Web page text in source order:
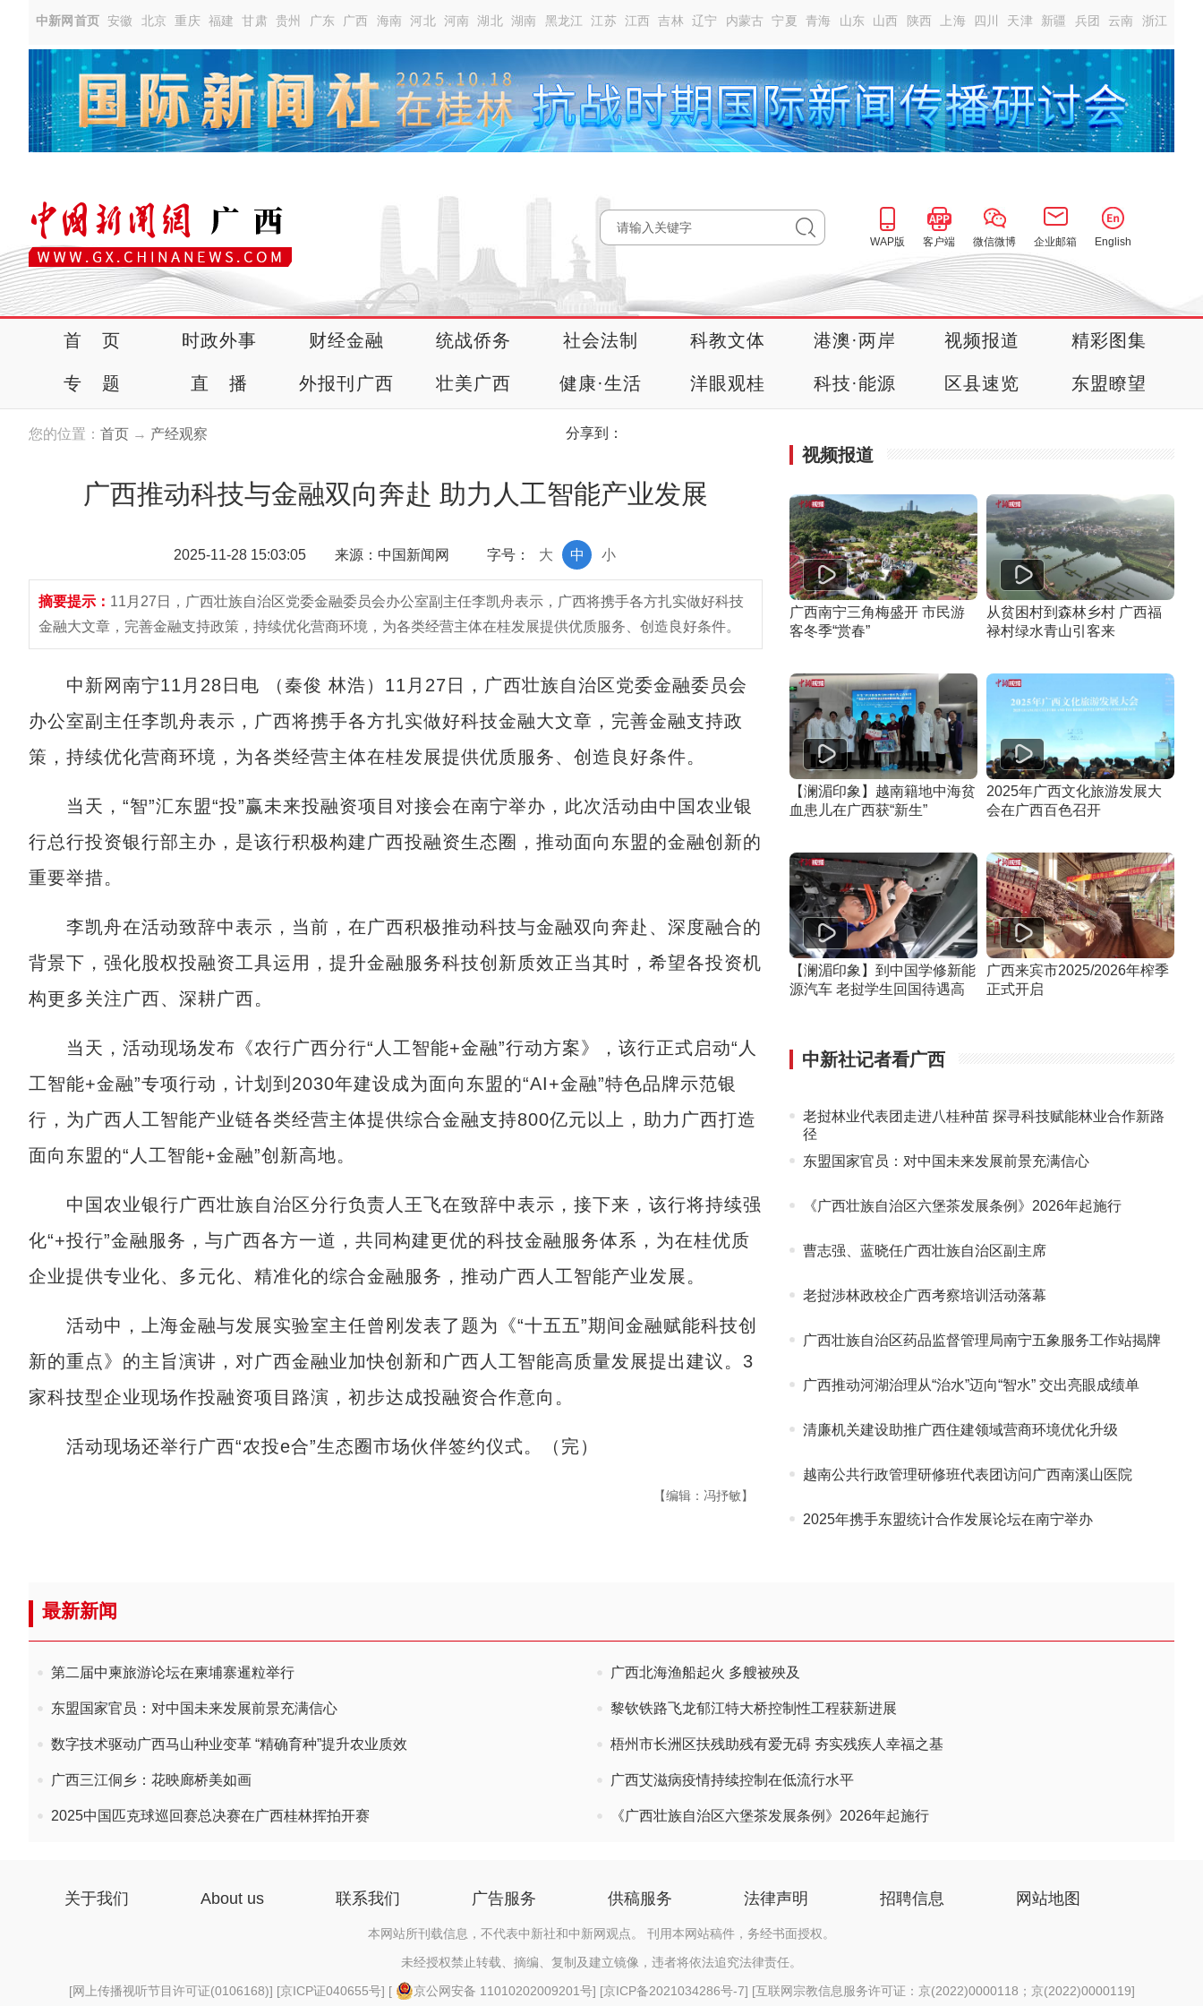
中新网首页 安徽 北京 重庆 福建 甘肃 贵州 广东 广西 海南 河北 河南 湖北 湖南 黑龙江 江苏 江西 吉林 辽宁 内蒙古 宁夏 青海 山东 山西 陕西 上海 四川 天津 新疆 兵团 云南 浙江
WAP版 客户端 微信微博 企业邮箱 English
首 页 时政外事 财经金融 统战侨务 社会法制 科教文体 港澳·两岸 视频报道 精彩图集
专 题 直 播 外报刊广西 壮美广西 健康·生活 洋眼观桂 科技·能源 区县速览 东盟瞭望
您的位置： 首页 → 产经观察 分享到：
广西推动科技与金融双向奔赴 助力人工智能产业发展
2025-11-28 15:03:05 来源：中国新闻网 字号： 小
中
大
摘要提示： 11月27日，广西壮族自治区党委金融委员会办公室副主任李凯舟表示，广西将携手各方扎实做好科技
金融大文章，完善金融支持政策，持续优化营商环境，为各类经营主体在桂发展提供优质服务、创造良好条件。
中新网南宁11月28日电 （秦俊 林浩）11月27日，广西壮族自治区党委金融委员会
办公室副主任李凯舟表示，广西将携手各方扎实做好科技金融大文章，完善金融支持政
策，持续优化营商环境，为各类经营主体在桂发展提供优质服务、创造良好条件。
当天，“智”汇东盟“投”赢未来投融资项目对接会在南宁举办，此次活动由中国农业银
行总行投资银行部主办，是该行积极构建广西投融资生态圈，推动面向东盟的金融创新的
重要举措。
李凯舟在活动致辞中表示，当前，在广西积极推动科技与金融双向奔赴、深度融合的
背景下，强化股权投融资工具运用，提升金融服务科技创新质效正当其时，希望各投资机
构更多关注广西、深耕广西。
当天，活动现场发布《农行广西分行“人工智能+金融”行动方案》，该行正式启动“人
工智能+金融”专项行动，计划到2030年建设成为面向东盟的“AI+金融”特色品牌示范银
行，为广西人工智能产业链各类经营主体提供综合金融支持800亿元以上，助力广西打造
面向东盟的“人工智能+金融”创新高地。
中国农业银行广西壮族自治区分行负责人王飞在致辞中表示，接下来，该行将持续强
化“+投行”金融服务，与广西各方一道，共同构建更优的科技金融服务体系，为在桂优质
企业提供专业化、多元化、精准化的综合金融服务，推动广西人工智能产业发展。
活动中，上海金融与发展实验室主任曾刚发表了题为《“十五五”期间金融赋能科技创
新的重点》的主旨演讲，对广西金融业加快创新和广西人工智能高质量发展提出建议。3
家科技型企业现场作投融资项目路演，初步达成投融资合作意向。
活动现场还举行广西“农投e合”生态圈市场伙伴签约仪式。（完）
【编辑：冯抒敏】
视频报道
广西南宁三角梅盛开 市民游
客冬季“赏春”
从贫困村到森林乡村 广西福
禄村绿水青山引客来
【澜湄印象】越南籍地中海贫
血患儿在广西获“新生”
2025年广西文化旅游发展大
会在广西百色召开
【澜湄印象】到中国学修新能
源汽车 老挝学生回国待遇高
广西来宾市2025/2026年榨季
正式开启
中新社记者看广西
老挝林业代表团走进八桂种苗 探寻科技赋能林业合作新路
径
东盟国家官员：对中国未来发展前景充满信心
《广西壮族自治区六堡茶发展条例》2026年起施行
曹志强、蓝晓任广西壮族自治区副主席
老挝涉林政校企广西考察培训活动落幕
广西壮族自治区药品监督管理局南宁五象服务工作站揭牌
广西推动河湖治理从“治水”迈向“智水” 交出亮眼成绩单
清廉机关建设助推广西住建领域营商环境优化升级
越南公共行政管理研修班代表团访问广西南溪山医院
2025年携手东盟统计合作发展论坛在南宁举办
最新新闻
第二届中柬旅游论坛在柬埔寨暹粒举行 广西北海渔船起火 多艘被殃及
东盟国家官员：对中国未来发展前景充满信心 黎钦铁路飞龙郁江特大桥控制性工程获新进展
数字技术驱动广西马山种业变革 “精确育种”提升农业质效 梧州市长洲区扶残助残有爱无碍 夯实残疾人幸福之基
广西三江侗乡：花映廊桥美如画 广西艾滋病疫情持续控制在低流行水平
2025中国匹克球巡回赛总决赛在广西桂林挥拍开赛 《广西壮族自治区六堡茶发展条例》2026年起施行
关于我们 About us 联系我们 广告服务 供稿服务 法律声明 招聘信息 网站地图
本网站所刊载信息，不代表中新社和中新网观点。 刊用本网站稿件，务经书面授权。
未经授权禁止转载、摘编、复制及建立镜像，违者将依法追究法律责任。
[网上传播视听节目许可证(0106168)] [京ICP证040655号] [ 京公网安备 11010202009201号] [京ICP备2021034286号-7] [互联网宗教信息服务许可证：京(2022)0000118；京(2022)0000119]